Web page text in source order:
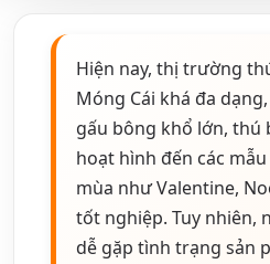
Hiện nay, thị trường
Móng Cái khá đa
gấu bông khổ lớn, thú
hoạt hình đến các
mùa như Valentine,
tốt nghiệp. Tuy nhiên,
dễ gặp tình trạng sản